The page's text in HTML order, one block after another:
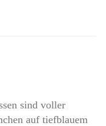
sind voller
auf tiefblauem